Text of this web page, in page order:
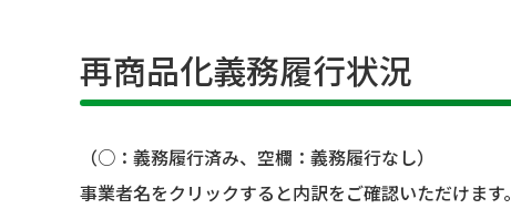
再商品化義務履行状況
（○：義務履行済み、空欄：義務履行なし）
事業者名をクリックすると内訳をご確認いただけます。